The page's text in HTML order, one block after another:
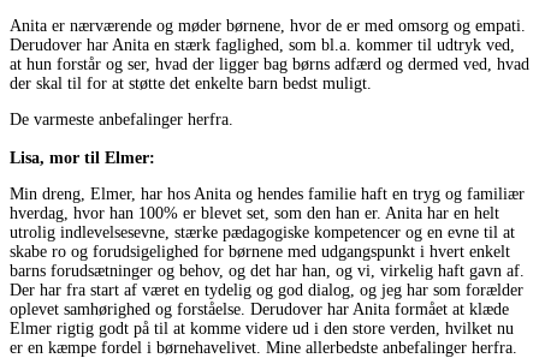
Anita er nærværende og møder børnene, hvor de er med omsorg og empati.
Derudover har Anita en stærk faglighed, som bl.a. kommer til udtryk ved,
at hun forstår og ser, hvad der ligger bag børns adfærd og dermed ved, hvad
der skal til for at støtte det enkelte barn bedst muligt.
De varmeste anbefalinger herfra.
Lisa, mor til Elmer:
Min dreng, Elmer, har hos Anita og hendes familie haft en tryg og familiær
hverdag, hvor han 100% er blevet set, som den han er. Anita har en helt
utrolig indlevelsesevne, stærke pædagogiske kompetencer og en evne til at
skabe ro og forudsigelighed for børnene med udgangspunkt i hvert enkelt
barns forudsætninger og behov, og det har han, og vi, virkelig haft gavn af.
Der har fra start af været en tydelig og god dialog, og jeg har som forælder
oplevet samhørighed og forståelse. Derudover har Anita formået at klæde
Elmer rigtig godt på til at komme videre ud i den store verden, hvilket nu
er en kæmpe fordel i børnehavelivet. Mine allerbedste anbefalinger herfra.